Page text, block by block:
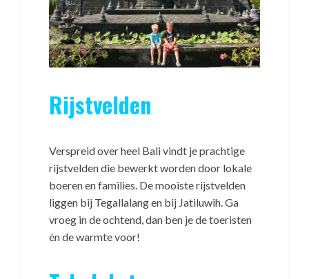
Rijstvelden
Verspreid over heel Bali vindt je prachtige
rijstvelden die bewerkt worden door lokale
boeren en families. De mooiste rijstvelden
liggen bij Tegallalang en bij Jatiluwih. Ga
vroeg in de ochtend, dan ben je de toeristen
én de warmte voor!